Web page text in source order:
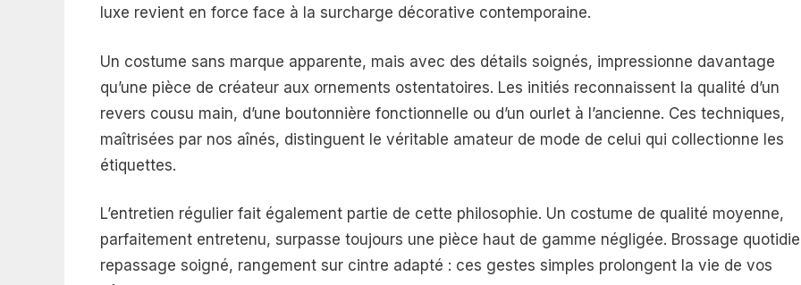
luxe revient en force face à la surcharge décorative contemporaine.
Un costume sans marque apparente, mais avec des détails soignés, impressionne davantage
qu’une pièce de créateur aux ornements ostentatoires. Les initiés reconnaissent la qualité d’un
revers cousu main, d’une boutonnière fonctionnelle ou d’un ourlet à l’ancienne. Ces techniques,
maîtrisées par nos aînés, distinguent le véritable amateur de mode de celui qui collectionne les
étiquettes.
L’entretien régulier fait également partie de cette philosophie. Un costume de qualité moyenne,
parfaitement entretenu, surpasse toujours une pièce haut de gamme négligée. Brossage
repassage soigné, rangement sur cintre adapté : ces gestes simples prolongent la vie de vos